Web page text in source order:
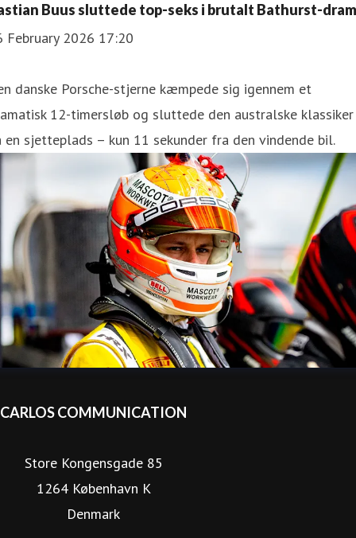
Buus sluttede top-seks i brutalt Bathurst-
February 2026 17:20
danske Porsche-stjerne kæmpede sig igennem et
12-timersløb og sluttede den australske klassiker
en sjetteplads – kun 11 sekunder fra den vindende bil.
CARLOS COMMUNICATION
Store Kongensgade 85
1264 København K
Denmark